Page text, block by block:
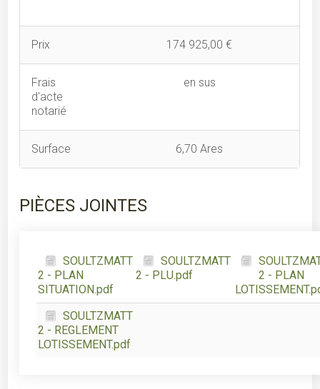
Prix 174 925,00 €
Frais
d'acte
notarié
en sus
Surface 6,70 Ares
PIÈCES JOINTES
SOULTZMATT
2 - PLAN
SITUATION.pdf
SOULTZMATT
2 - PLU.pdf
2 - PLAN
SOULTZMATT
2 - REGLEMENT
LOTISSEMENT.pdf